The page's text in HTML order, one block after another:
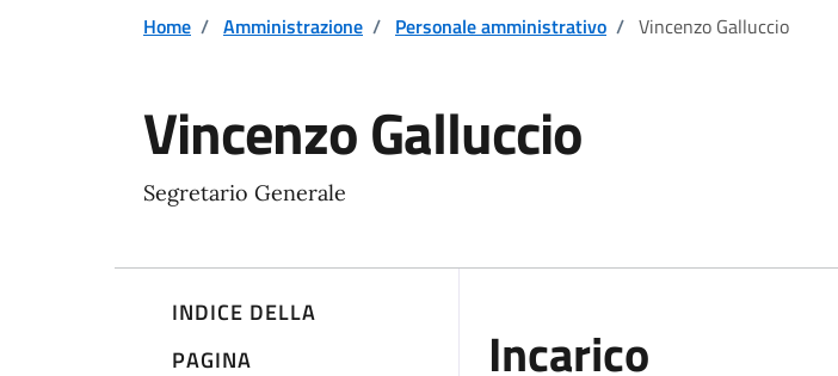
Home / Amministrazione / Personale amministrativo / Vincenzo Galluccio
Vincenzo Galluccio
Segretario Generale
INDICE DELLA
PAGINA
Incarico